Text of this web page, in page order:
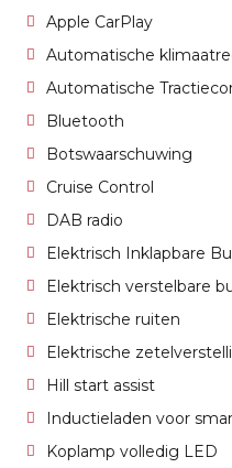
Apple CarPlay
Automatische
Automatische
Bluetooth
Botswaarschuwing
Cruise Control
DAB radio
Elektrisch Inklapbare
Elektrisch verstelbare
Elektrische ruiten
Elektrische
Hill start assist
Inductieladen voor
Koplamp volledig LED